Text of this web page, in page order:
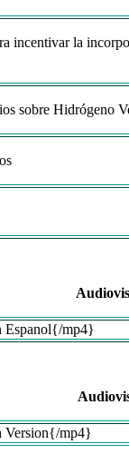
incentivar la
sobre Hidrógeno
Espanol{/mp4}
Version{/mp4}